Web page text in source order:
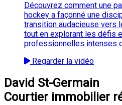
Découvrez comment une
hockey a façonné une
transition audacieuse vers
tout en explorant les défis
professionnelles intenses
Regarder la vidéo
David St-Germain
Courtier immobilier